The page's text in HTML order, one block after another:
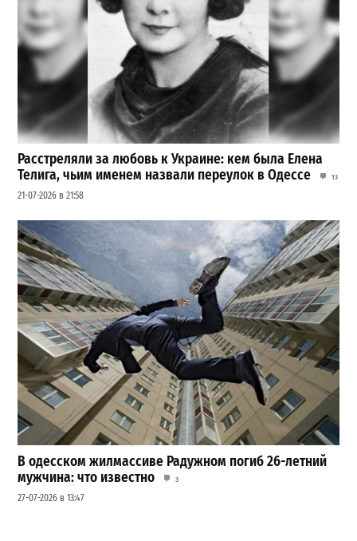
Расстреляли за любовь к Украине: кем была Елена
Телига, чьим именем назвали переулок в Одессе
13
21-07-2026 в 21:58
В одесском жилмассиве Радужном погиб 26-летний
мужчина: что известно
3
27-07-2026 в 13:47